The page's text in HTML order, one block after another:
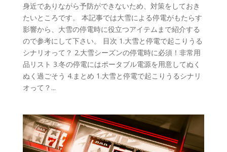
身近でありながら予防ができないため、対策をしておき
たいところです。 本記事では大雪による停電がもたらす
影響から、大雪の停電時に役立つアイテムまで紹介する
ので参考にして下さい。 目次 1.大雪と停電で起こりうる
シナリオって？ 2.大雪シーズンの停電時に必須！非常用
品リスト 3.冬の停電にはポータブル電源を用意してぬく
ぬく過ごそう 4.まとめ 1.大雪と停電で起こりうるシナリ
オって？...